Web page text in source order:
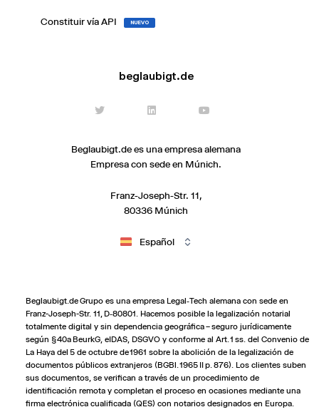
Constituir vía API NUEVO
beglaubigt.de
Beglaubigt.de es una empresa alemana
Empresa con sede en Múnich.
Franz-Joseph-Str. 11,
80336 Múnich
Español
Beglaubigt.de Grupo es una empresa Legal‑Tech alemana con sede en
Franz-Joseph-Str. 11, D‑80801. Hacemos posible la legalización notarial
totalmente digital y sin dependencia geográfica – seguro jurídicamente
según § 40a BeurkG, eIDAS, DSGVO y conforme al Art. 1 ss. del Convenio de
La Haya del 5 de octubre de 1961 sobre la abolición de la legalización de
documentos públicos extranjeros (BGBl. 1965 II p. 876). Los clientes suben
sus documentos, se verifican a través de un procedimiento de
identificación remota y completan el proceso en ocasiones mediante una
firma electrónica cualificada (QES) con notarios designados en Europa.
Wir nutzen Cookies und Pixel um Dir die bestmögliche